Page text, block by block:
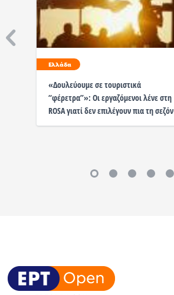
Ελλάδα
«Δουλεύουμε σε τουριστικά
“φέρετρα”»: Οι εργαζόμενοι λένε στη
ROSA γιατί δεν επιλέγουν πια τη σεζόν